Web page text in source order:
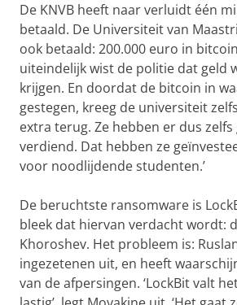
De KNVB heeft naar verluidt één
betaald. De Universiteit van
ook betaald: 200.000 euro in
uiteindelijk wist de politie dat geld
krijgen. En doordat de bitcoin in
gestegen, kreeg de universiteit
extra terug. Ze hebben er dus zelfs
verdiend. Dat hebben ze
voor noodlijdende studenten.’
De beruchtste ransomware is
bleek dat hiervan verdacht wordt:
Khoroshev. Het probleem is:
ingezetenen uit, en heeft
van de afpersingen. ‘LockBit valt